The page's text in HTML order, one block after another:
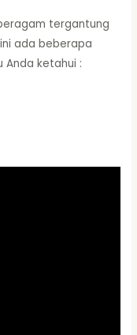
tergantung
ada beberapa
ketahui :